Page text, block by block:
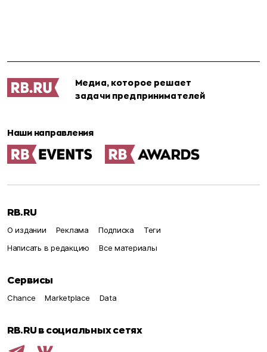
Медиа, которое решает
задачи предпринимателей
Наши направления
RB.RU
О издании Реклама Подписка
Теги
Написать в редакцию
Все материалы
Сервисы
Chance Marketplace Data
RB.RU в социальных сетях